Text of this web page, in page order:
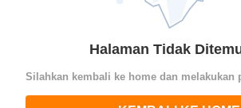
Halaman Tidak
Silahkan kembali ke home dan melakukan